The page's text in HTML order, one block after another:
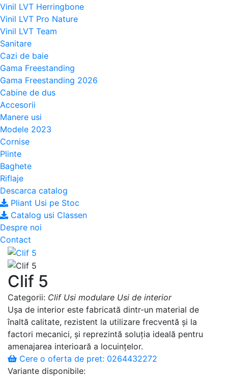
Vinil LVT Herringbone
Vinil LVT Pro Nature
Vinil LVT Team
Sanitare
Cazi de baie
Gama Freestanding
Gama Freestanding 2026
Cabine de dus
Accesorii
Manere usi
Modele 2023
Cornise
Plinte
Baghete
Riflaje
Descarca catalog
Pliant Usi pe Stoc
Catalog usi Classen
Despre noi
Contact
Clif 5
Categorii: Clif Usi modulare Usi de interior
Ușa de interior este fabricată dintr-un material de
înaltă calitate, rezistent la utilizare frecventă și la
factori mecanici, și reprezintă soluția ideală pentru
amenajarea interioară a locuințelor.
Cere o oferta de pret: 0264432272
Variante disponibile: